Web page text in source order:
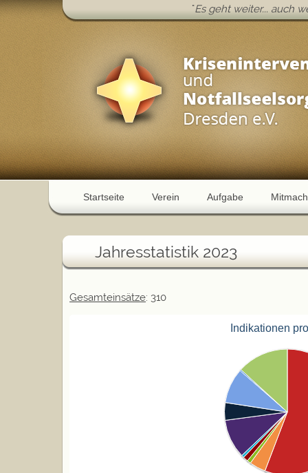
"Es geht weiter... auch
Startseite Verein Aufgabe
Jahresstatistik 2023
Gesamteinsätze: 310
Indikationen